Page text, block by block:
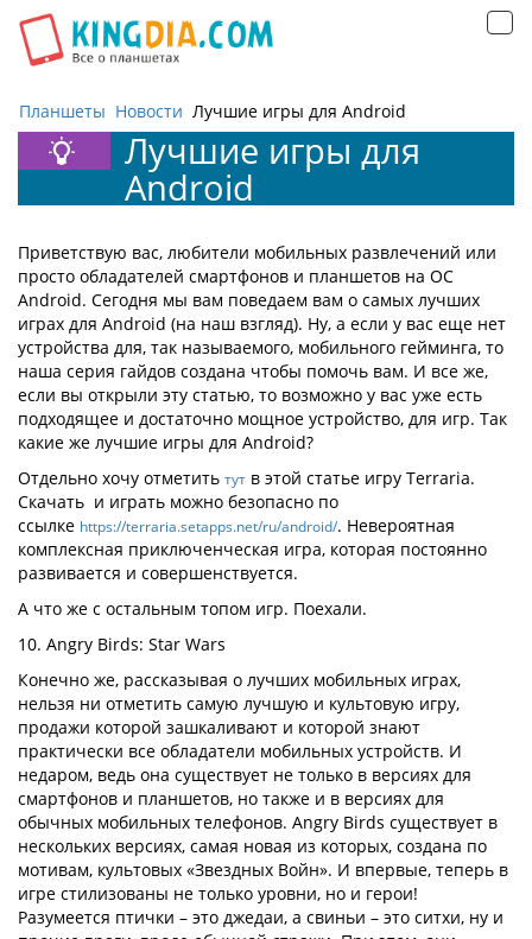
Планшеты Новости Лучшие игры для Android
Лучшие игры для
Android
Приветствую вас, любители мобильных развлечений или
просто обладателей смартфонов и планшетов на OC
Android. Сегодня мы вам поведаем вам о самых лучших
играх для Android (на наш взгляд). Ну, а если у вас еще нет
устройства для, так называемого, мобильного гейминга, то
наша серия гайдов создана чтобы помочь вам. И все же,
если вы открыли эту статью, то возможно у вас уже есть
подходящее и достаточно мощное устройство, для игр. Так
какие же лучшие игры для Android?
Отдельно хочу отметить тут в этой статье игру Terraria.
Скачать и играть можно безопасно по
ссылке https://terraria.setapps.net/ru/android/. Невероятная
комплексная приключенческая игра, которая постоянно
развивается и совершенствуется.
А что же с остальным топом игр. Поехали.
10. Angry Birds: Star Wars
Конечно же, рассказывая о лучших мобильных играх,
нельзя ни отметить самую лучшую и культовую игру,
продажи которой зашкаливают и которой знают
практически все обладатели мобильных устройств. И
недаром, ведь она существует не только в версиях для
смартфонов и планшетов, но также и в версиях для
обычных мобильных телефонов. Angry Birds существует в
нескольких версиях, самая новая из которых, создана по
мотивам, культовых «Звездных Войн». И впервые, теперь в
игре стилизованы не только уровни, но и герои!
Разумеется птички – это джедаи, а свиньи – это ситхи, ну и